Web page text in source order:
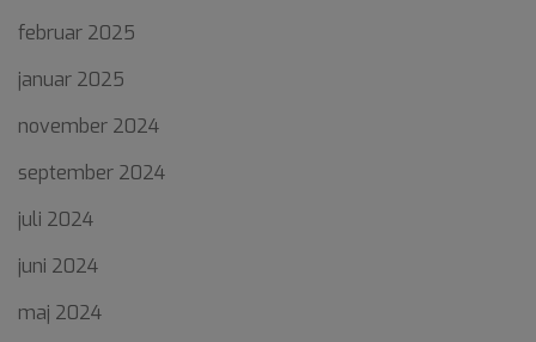
februar 2025
januar 2025
november 2024
september 2024
juli 2024
juni 2024
maj 2024